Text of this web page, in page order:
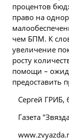
процентов
право на
чем БПМ. К
увеличение
росту
помощи –
предоставить
Сергей ГРИБ,
Газета